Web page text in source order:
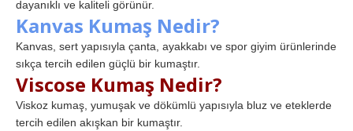
dayanıklı ve kaliteli görünür.
Kanvas Kumaş Nedir?
Kanvas, sert yapısıyla çanta, ayakkabı ve spor giyim ürünlerinde
sıkça tercih edilen güçlü bir kumaştır.
Viscose Kumaş Nedir?
Viskoz kumaş, yumuşak ve dökümlü yapısıyla bluz ve eteklerde
tercih edilen akışkan bir kumaştır.